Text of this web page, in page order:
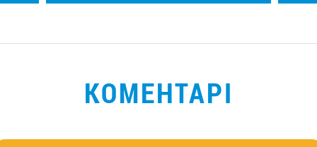
КОМЕНТАРІ